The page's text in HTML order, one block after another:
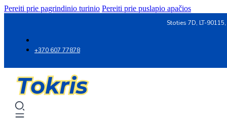
Pereiti prie pagrindinio turinio Pereiti prie puslapio apačios
Stoties 7D, LT-
+370 607 77878